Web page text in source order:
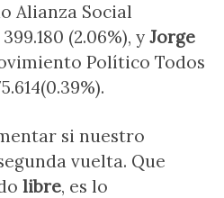
Alianza Social
(2.06%), y Jorge
Político Todos
si nuestro
vuelta. Que
libre, es lo